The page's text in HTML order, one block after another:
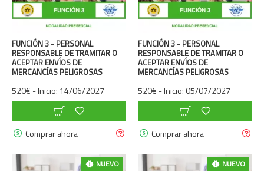
FUNCIÓN 3 - PERSONAL
RESPONSABLE DE TRAMITAR O
ACEPTAR ENVÍOS DE
MERCANCÍAS PELIGROSAS
520€ - Inicio: 14/06/2027
Comprar ahora
FUNCIÓN 3 - PERSONAL
RESPONSABLE DE TRAMITAR O
ACEPTAR ENVÍOS DE
MERCANCÍAS PELIGROSAS
520€ - Inicio: 05/07/2027
Comprar ahora
NUEVO NUEVO